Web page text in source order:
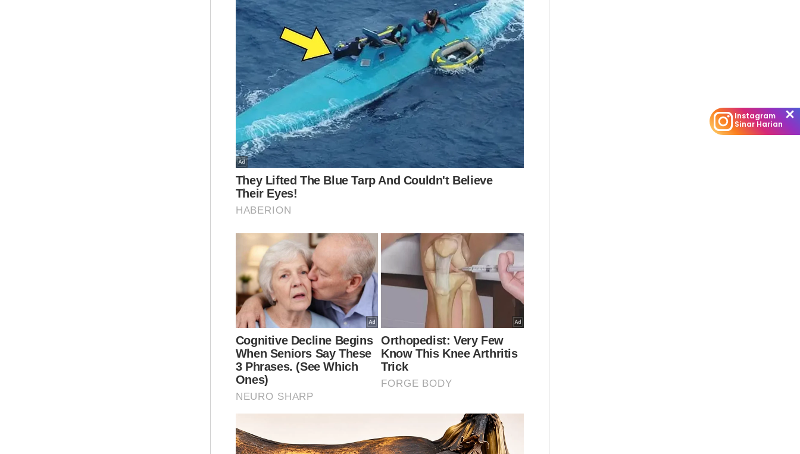
wakil rakyat kawasan memiliki syer dalam aktiviti
melombong emas di negeri ini.
Terdahulu, tular menerusi TikTok berkaitan
dakwaan kononnya berlaku aktiviti melombong
emas di Lenggeng membabitkan Menteri Besar
dan wakil rakyat. - Bernama
Artikel Berkaitan:
Negeri Sembilan jadi pilihan pelabur - Menteri Besar
Tembakan di Johor, serangan di Negeri Sembilan
Kerajaan negeri siasat dakwaan kenaikan sewa di
Cameron Highlands
Muat turun aplikasi Sinar Harian.Klik di sini!
Negeri Sembilan Emas
Instagram
Sinar Harian